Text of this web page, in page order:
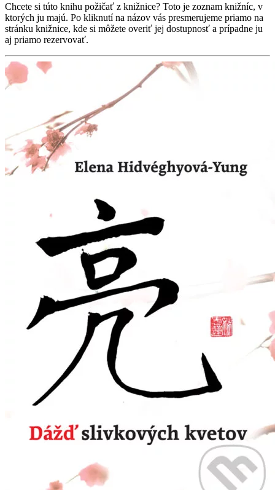
Chcete si túto knihu požičať z knižnice? Toto je zoznam knižníc, v
ktorých ju majú. Po kliknutí na názov vás presmerujeme priamo na
stránku knižnice, kde si môžete overiť jej dostupnosť a prípadne ju
aj priamo rezervovať.